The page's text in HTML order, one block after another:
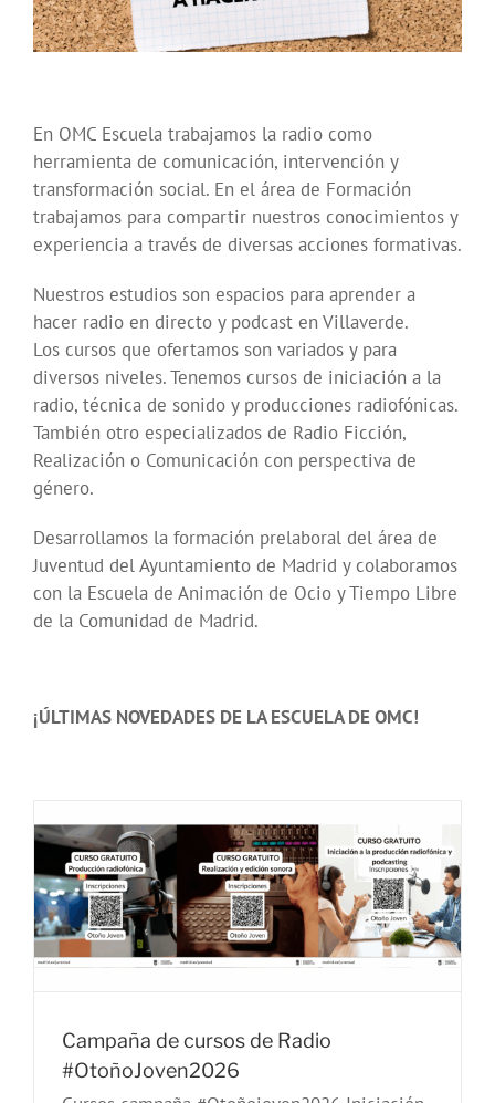
En OMC Escuela trabajamos la radio como
herramienta de comunicación, intervención y
transformación social. En el área de Formación
trabajamos para compartir nuestros conocimientos y
experiencia a través de diversas acciones formativas.
Nuestros estudios son espacios para aprender a
hacer radio en directo y podcast en Villaverde.
Los cursos que ofertamos son variados y para
diversos niveles. Tenemos cursos de iniciación a la
radio, técnica de sonido y producciones radiofónicas.
También otro especializados de Radio Ficción,
Realización o Comunicación con perspectiva de
género.
Desarrollamos la formación prelaboral del área de
Juventud del Ayuntamiento de Madrid y colaboramos
con la Escuela de Animación de Ocio y Tiempo Libre
de la Comunidad de Madrid.
¡ÚLTIMAS NOVEDADES DE LA ESCUELA DE OMC!
Campaña de cursos de Radio
#OtoñoJoven2026